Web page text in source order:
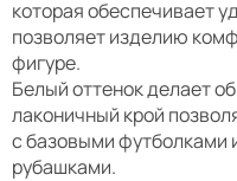
которая обеспечивает
позволяет изделию
фигуре.
Белый оттенок делает
лаконичный крой
с базовыми футболками
рубашками.